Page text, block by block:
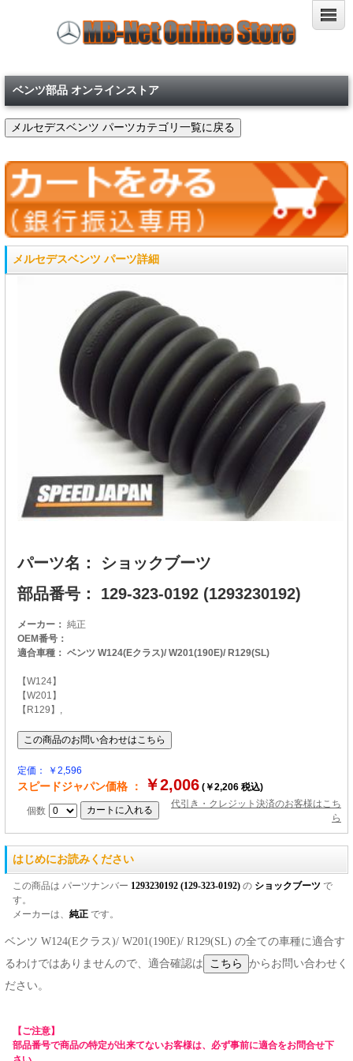
ベンツ部品 オンラインストア
メルセデスベンツ パーツ詳細
パーツ名： ショックブーツ
部品番号： 129-323-0192 (1293230192)
メーカー： 純正
OEM番号：
適合車種： ベンツ W124(Eクラス)/ W201(190E)/ R129(SL)
【W124】
【W201】
【R129】,
定価： ￥2,596
スピードジャパン価格 ： ￥2,006 (￥2,206 税込)
個数
代引き・クレジット決済のお客様はこち
ら
はじめにお読みください
この商品は パーツナンバー 1293230192 (129-323-0192) の ショックブーツ で
す。
メーカーは、 純正 です。
ベンツ W124(Eクラス)/ W201(190E)/ R129(SL) の全ての車種に適合す
るわけではありませんので、適合確認は
からお問い合わせく
ださい。
【ご注意】
部品番号で商品の特定が出来てないお客様は、必ず事前に適合をお問合せ下